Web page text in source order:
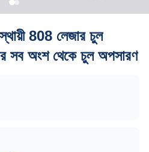
808 লেজার চুল
সব অংশ থেকে চুল অপসারণ